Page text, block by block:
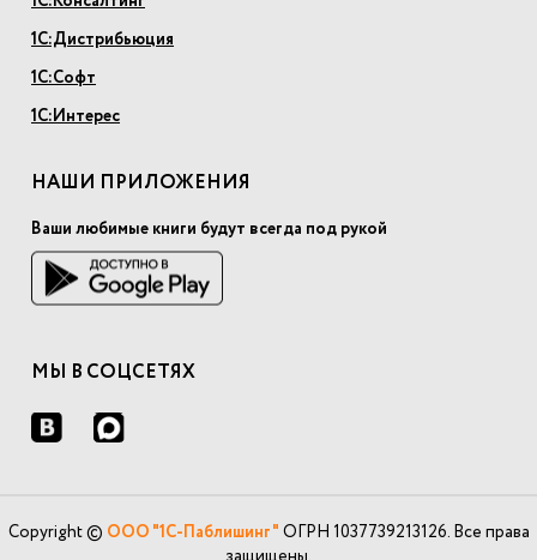
1С:Дистрибьюция
1С:Софт
1С:Интерес
НАШИ ПРИЛОЖЕНИЯ
Ваши любимые книги будут всегда под рукой
МЫ В СОЦСЕТЯХ
Copyright © ООО "1С-Паблишинг" ОГРН 1037739213126. Все права